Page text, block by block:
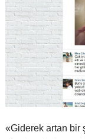
«Giderek artan bir